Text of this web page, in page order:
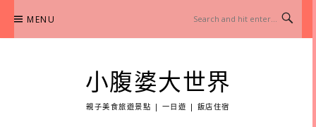
content
MENU
小腹婆大世界
親子美食旅遊景點 | 一日遊 | 飯店住宿